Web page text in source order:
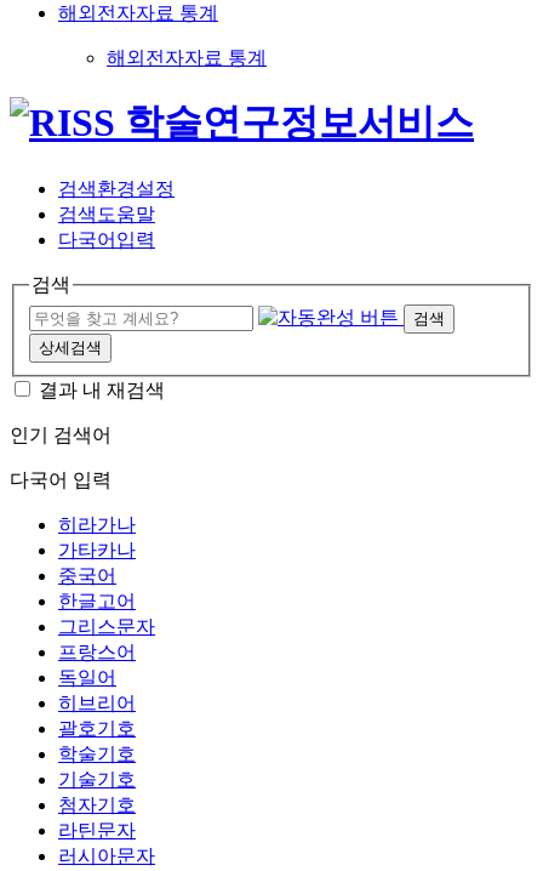
해외전자자료 통계
해외전자자료 통계
검색환경설정
검색도움말
다국어입력
검색
검색
상세검색
결과 내 재검색
인기 검색어
다국어 입력
히라가나
가타카나
중국어
한글고어
그리스문자
프랑스어
독일어
히브리어
괄호기호
학술기호
기술기호
첨자기호
라틴문자
러시아문자